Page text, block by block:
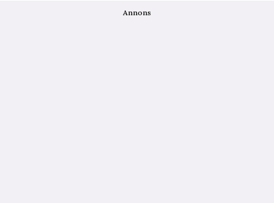
Annons